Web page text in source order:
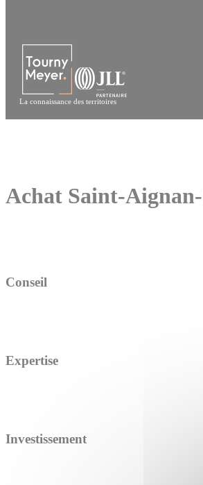
La connaissance des territoires
Achat Saint-
Conseil
Expertise
Investissement